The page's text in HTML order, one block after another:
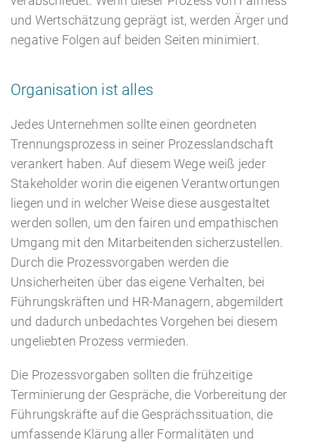
und Wertschätzung geprägt ist, werden Ärger und
negative Folgen auf beiden Seiten minimiert.
Organisation ist alles
Jedes Unternehmen sollte einen geordneten
Trennungsprozess in seiner Prozesslandschaft
verankert haben. Auf diesem Wege weiß jeder
Stakeholder worin die eigenen Verantwortungen
liegen und in welcher Weise diese ausgestaltet
werden sollen, um den fairen und empathischen
Umgang mit den Mitarbeitenden sicherzustellen.
Durch die Prozessvorgaben werden die
Unsicherheiten über das eigene Verhalten, bei
Führungskräften und HR-Managern, abgemildert
und dadurch unbedachtes Vorgehen bei diesem
ungeliebten Prozess vermieden.
Die Prozessvorgaben sollten die frühzeitige
Terminierung der Gespräche, die Vorbereitung der
Führungskräfte auf die Gesprächssituation, die
umfassende Klärung aller Formalitäten und